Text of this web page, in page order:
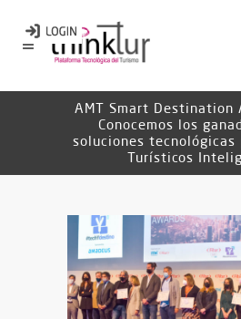
AMT Smart Destination
Conocemos los
soluciones tecnológicas
Turísticos